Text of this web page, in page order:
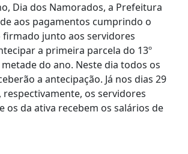
Dia dos Namorados, a Prefeitura
aos pagamentos cumprindo o
junto aos servidores
a primeira parcela do 13º
do ano. Neste dia todos os
a antecipação. Já nos dias 29
respectivamente, os servidores
os da ativa recebem os salários de